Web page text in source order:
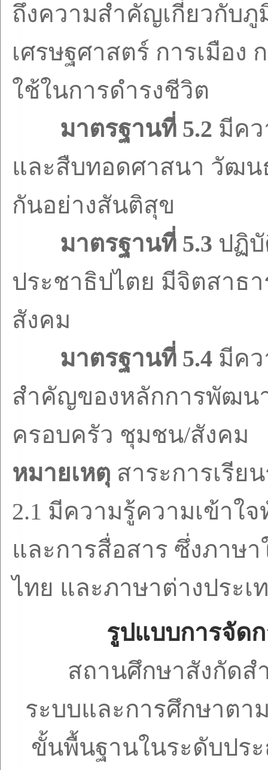
ถึงความสำคัญเกี่ยวกับ
เศรษฐศาสตร์ การเมือง
ใช้ในการดำรงชีวิต
มาตรฐานที่ 5.2 มีค
และสืบทอดศาสนา วัฒน
กันอย่างสันติสุข
มาตรฐานที่ 5.3 ปฏิ
ประชาธิปไตย มีจิตสาธ
สังคม
มาตรฐานที่ 5.4 มีคว
สำคัญของหลักการพัฒน
ครอบครัว ชุมชน/สังคม
หมายเหตุ สาระการเรีย
2.1 มีความรู้ความเข้าใ
และการสื่อสาร ซึ่งภาษ
ไทย และภาษาต่างประเ
รูปแบบการจัด
สถานศึกษาสังกัดส
ระบบและการศึกษาตา
ขั้นพื้นฐานในระดับปร